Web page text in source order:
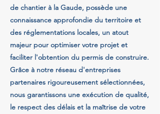
de chantier à la Gaude, possède une
connaissance approfondie du territoire et
des réglementations locales, un atout
majeur pour optimiser votre projet et
faciliter l'obtention du permis de construire.
Grâce à notre réseau d'entreprises
partenaires rigoureusement sélectionnées,
nous garantissons une exécution de qualité,
le respect des délais et la maîtrise de votre